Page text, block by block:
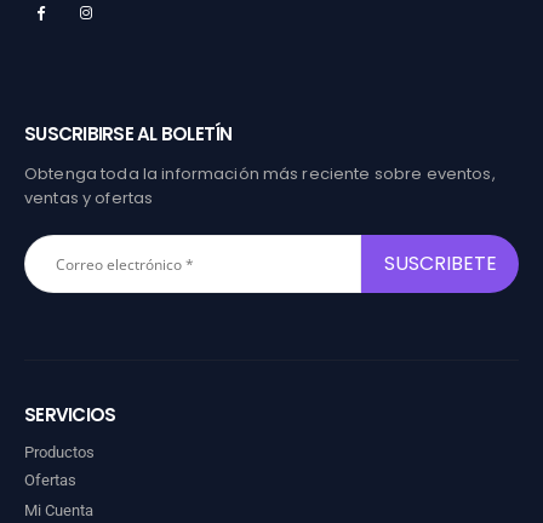
SUSCRIBIRSE AL BOLETÍN
Obtenga toda la información más reciente sobre eventos,
ventas y ofertas
SERVICIOS
Productos
Ofertas
Mi Cuenta